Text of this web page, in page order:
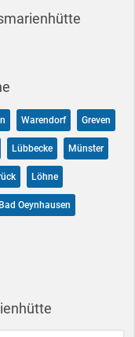
Warendorf Greven
Lübbecke Münster
Löhne
Bad Oeynhausen